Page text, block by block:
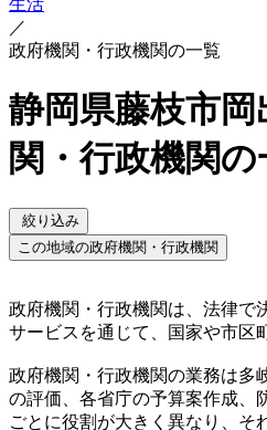
生活
／
政府機関・行政機関の一覧
静岡県藤枝市岡
関・行政機関の
絞り込み
この地域の政府機関・行政機関
政府機関・行政機関は、法律で
サービスを通じて、国家や市区
政府機関・行政機関の業務は多
の評価、各省庁の予算案作成、
ごとに役割が大きく異なり、そ